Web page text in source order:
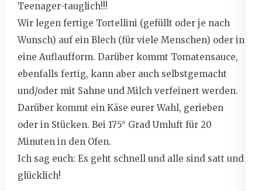
Teenager-tauglich!!!
Wir legen fertige Tortellini (gefüllt oder je nach
Wunsch) auf ein Blech (für viele Menschen) oder in
eine Auflaufform. Darüber kommt Tomatensauce,
ebenfalls fertig, kann aber auch selbstgemacht
und/oder mit Sahne und Milch verfeinert werden.
Darüber kommt ein Käse eurer Wahl, gerieben
oder in Stücken. Bei 175° Grad Umluft für 20
Minuten in den Ofen.
Ich sag euch: Es geht schnell und alle sind satt und
glücklich!